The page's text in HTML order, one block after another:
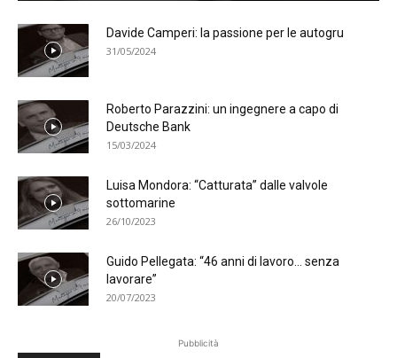
Davide Camperi: la passione per le autogru
31/05/2024
Roberto Parazzini: un ingegnere a capo di
Deutsche Bank
15/03/2024
Luisa Mondora: “Catturata” dalle valvole
sottomarine
26/10/2023
Guido Pellegata: “46 anni di lavoro… senza
lavorare”
20/07/2023
Pubblicità